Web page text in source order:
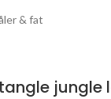
& fat
jungle